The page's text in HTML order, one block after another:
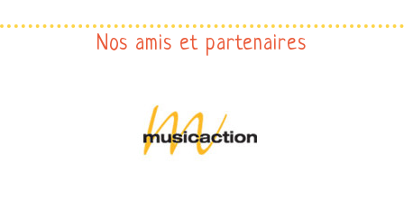
Nos amis et partenaires